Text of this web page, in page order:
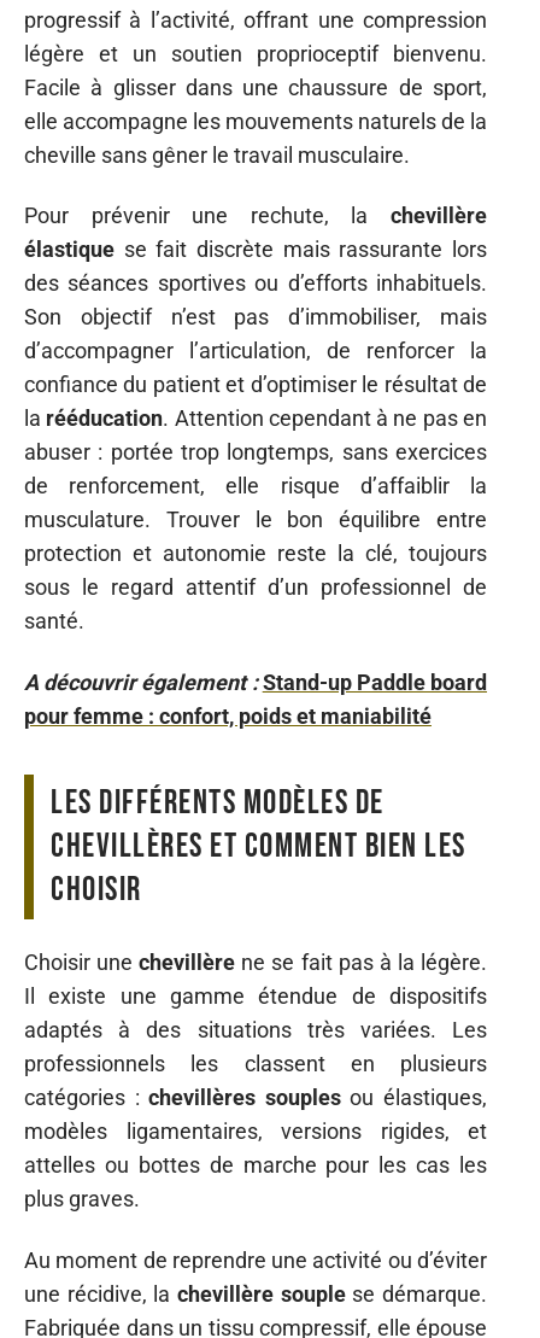
progressif à l’activité, offrant une compression
légère et un soutien proprioceptif bienvenu.
Facile à glisser dans une chaussure de sport,
elle accompagne les mouvements naturels de la
cheville sans gêner le travail musculaire.
Pour prévenir une rechute, la chevillère
élastique se fait discrète mais rassurante lors
des séances sportives ou d’efforts inhabituels.
Son objectif n’est pas d’immobiliser, mais
d’accompagner l’articulation, de renforcer la
confiance du patient et d’optimiser le résultat de
la rééducation. Attention cependant à ne pas en
abuser : portée trop longtemps, sans exercices
de renforcement, elle risque d’affaiblir la
musculature. Trouver le bon équilibre entre
protection et autonomie reste la clé, toujours
sous le regard attentif d’un professionnel de
santé.
A découvrir également : Stand-up Paddle board
pour femme : confort, poids et maniabilité
Les différents modèles de
chevillères et comment bien les
choisir
Choisir unechevillère ne se fait pas à la légère.
Il existe une gamme étendue de dispositifs
adaptés à des situations très variées. Les
professionnels les classent en plusieurs
catégories :chevillères souplesou élastiques,
modèles ligamentaires, versions rigides, et
attelles ou bottes de marche pour les cas les
plus graves.
Au moment de reprendre une activité ou d’éviter
une récidive, la chevillère souplese démarque.
Fabriquée dans un tissu compressif, elle épouse